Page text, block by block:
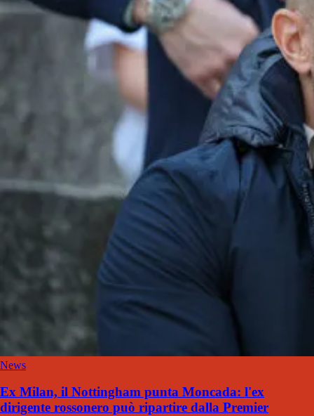
News
Ex Milan, il Nottingham punta Moncada: l'ex
dirigente rossonero può ripartire dalla Premier